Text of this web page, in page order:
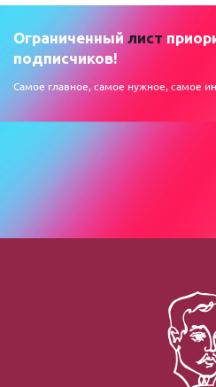
Ограниченный лист
подписчиков!
Самое главное, самое нужное, самое